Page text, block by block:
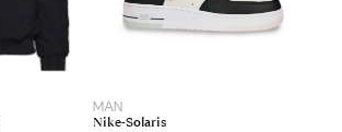
MAN
Nike-Solaris